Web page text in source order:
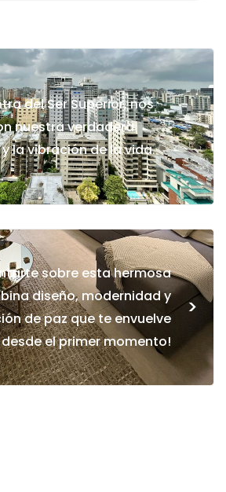
del Ser Superior, nos
nuestra verdadera
la vibración de la vida.
sobre esta hermosa
diseño, modernidad y
de paz que te envuelve
desde el primer momento!
>